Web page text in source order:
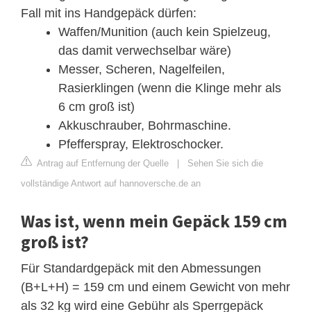
Fall mit ins Handgepäck dürfen:
Waffen/Munition (auch kein Spielzeug,
das damit verwechselbar wäre)
Messer, Scheren, Nagelfeilen,
Rasierklingen (wenn die Klinge mehr als
6 cm groß ist)
Akkuschrauber, Bohrmaschine.
Pfefferspray, Elektroschocker.
Antrag auf Entfernung der Quelle | Sehen Sie sich die
vollständige Antwort auf hannoversche.de an
Was ist, wenn mein Gepäck 159 cm
groß ist?
Für Standardgepäck mit den Abmessungen
(B+L+H) = 159 cm und einem Gewicht von mehr
als 32 kg wird eine Gebühr als Sperrgepäck